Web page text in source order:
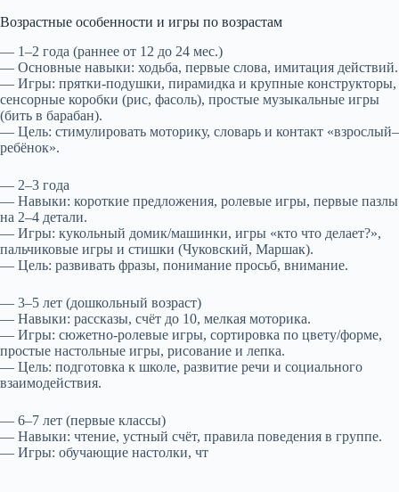
Возрастные особенности и игры по возрастам
— 1–2 года (раннее от 12 до 24 мес.)
— Основные навыки: ходьба, первые слова, имитация действий.
— Игры: прятки-подушки, пирамидка и крупные конструкторы,
сенсорные коробки (рис, фасоль), простые музыкальные игры
(бить в барабан).
— Цель: стимулировать моторику, словарь и контакт «взрослый–
ребёнок».
— 2–3 года
— Навыки: короткие предложения, ролевые игры, первые пазлы
на 2–4 детали.
— Игры: кукольный домик/машинки, игры «кто что делает?»,
пальчиковые игры и стишки (Чуковский, Маршак).
— Цель: развивать фразы, понимание просьб, внимание.
— 3–5 лет (дошкольный возраст)
— Навыки: рассказы, счёт до 10, мелкая моторика.
— Игры: сюжетно-ролевые игры, сортировка по цвету/форме,
простые настольные игры, рисование и лепка.
— Цель: подготовка к школе, развитие речи и социального
взаимодействия.
— 6–7 лет (первые классы)
— Навыки: чтение, устный счёт, правила поведения в группе.
— Игры: обучающие настолки, чт